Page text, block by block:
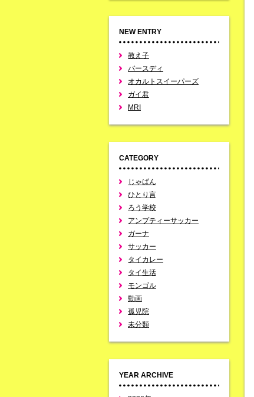
NEW ENTRY
教え子
バースディ
オカルトスイーパーズ
ガイ君
MRI
CATEGORY
じゃぱん
ひとり言
ろう学校
アンプティーサッカー
ガーナ
サッカー
タイカレー
タイ生活
モンゴル
動画
孤児院
未分類
YEAR ARCHIVE